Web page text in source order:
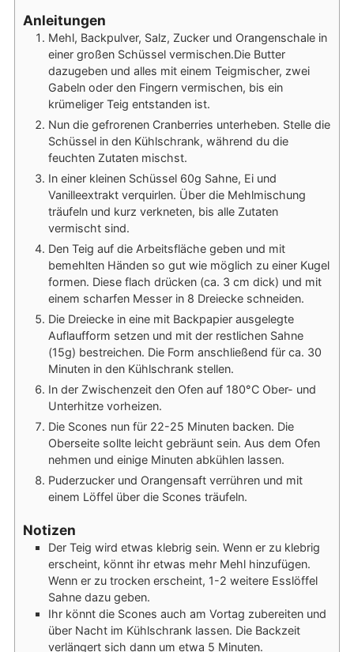
Anleitungen
Mehl, Backpulver, Salz, Zucker und Orangenschale in
einer großen Schüssel vermischen.Die Butter
dazugeben und alles mit einem Teigmischer, zwei
Gabeln oder den Fingern vermischen, bis ein
krümeliger Teig entstanden ist.
Nun die gefrorenen Cranberries unterheben. Stelle die
Schüssel in den Kühlschrank, während du die
feuchten Zutaten mischst.
In einer kleinen Schüssel 60g Sahne, Ei und
Vanilleextrakt verquirlen. Über die Mehlmischung
träufeln und kurz verkneten, bis alle Zutaten
vermischt sind.
Den Teig auf die Arbeitsfläche geben und mit
bemehlten Händen so gut wie möglich zu einer Kugel
formen. Diese flach drücken (ca. 3 cm dick) und mit
einem scharfen Messer in 8 Dreiecke schneiden.
Die Dreiecke in eine mit Backpapier ausgelegte
Auflaufform setzen und mit der restlichen Sahne
(15g) bestreichen. Die Form anschließend für ca. 30
Minuten in den Kühlschrank stellen.
In der Zwischenzeit den Ofen auf 180°C Ober- und
Unterhitze vorheizen.
Die Scones nun für 22-25 Minuten backen. Die
Oberseite sollte leicht gebräunt sein. Aus dem Ofen
nehmen und einige Minuten abkühlen lassen.
Puderzucker und Orangensaft verrühren und mit
einem Löffel über die Scones träufeln.
Notizen
Der Teig wird etwas klebrig sein. Wenn er zu klebrig
erscheint, könnt ihr etwas mehr Mehl hinzufügen.
Wenn er zu trocken erscheint, 1-2 weitere Esslöffel
Sahne dazu geben.
Ihr könnt die Scones auch am Vortag zubereiten und
über Nacht im Kühlschrank lassen. Die Backzeit
verlängert sich dann um etwa 5 Minuten.